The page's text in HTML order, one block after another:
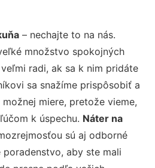
– nechajte to na nás.
množstvo spokojných
radi, ak sa k nim pridáte
sa snažíme prispôsobiť a
miere, pretože vieme,
k úspechu. Náter na
sú aj odborné
aby ste mali